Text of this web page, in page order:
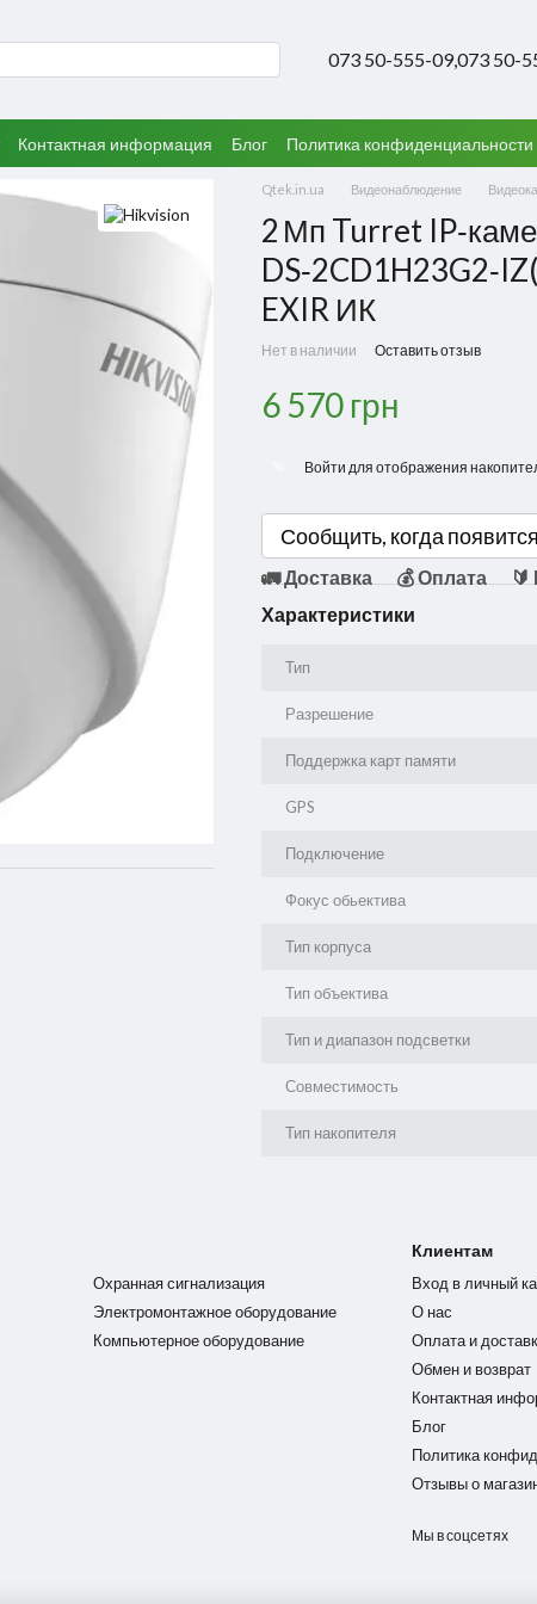
073 50-555-09,073 50-
Контактная информация Блог Политика конфиденциальности
Qtek.in.ua Видеонаблюдение
2 Мп Turret
EXIR ИК
Нет в наличии Оставить отзыв
6 570 грн
Войти для отображения
Сообщить, когда появится
🚛 Доставка 💰 Оплата 🔰
Характеристики
Тип
Разрешение
Поддержка карт памяти
GPS
Подключение
Фокус обьектива
Тип корпуса
Тип объектива
Тип и диапазон подсветки
Совместимость
Тип накопителя
Охранная сигнализация
Электромонтажное оборудование
Компьютерное оборудование
Клиентам
Вход в личный
О нас
Оплата и
Обмен и возврат
Контактная
Блог
Политика
Отзывы о
Мы в соцсетях